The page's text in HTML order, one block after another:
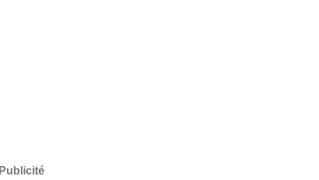
Publicité